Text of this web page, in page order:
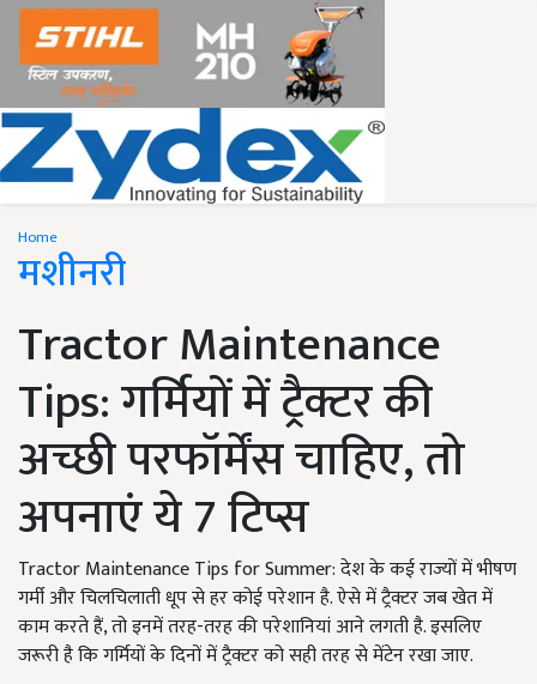
Home
मशीनरी
Tractor Maintenance
Tips: गर्मियों में ट्रैक्टर की
अच्छी परफॉर्मेंस चाहिए, तो
अपनाएं ये 7 टिप्स
Tractor Maintenance Tips for Summer: देश के कई राज्यों में भीषण
गर्मी और चिलचिलाती धूप से हर कोई परेशान है. ऐसे में ट्रैक्टर जब खेत में
काम करते हैं, तो इनमें तरह-तरह की परेशानियां आने लगती है. इसलिए
जरूरी है कि गर्मियों के दिनों में ट्रैक्टर को सही तरह से मेंटेन रखा जाए.